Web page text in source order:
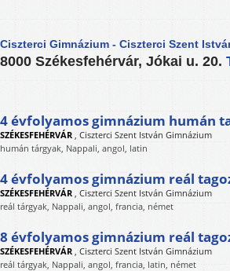
Ciszterci Gimnázium - Ciszterci Szent
8000 Székesfehérvár, Jókai u. 20.
4 évfolyamos gimnázium humán
SZÉKESFEHÉRVÁR Ciszterci Szent István Gimnázium
humán tárgyak, Nappali, angol, latin
4 évfolyamos gimnázium reál
SZÉKESFEHÉRVÁR Ciszterci Szent István Gimnázium
reál tárgyak, Nappali, angol, francia, német
8 évfolyamos gimnázium reál
SZÉKESFEHÉRVÁR Ciszterci Szent István Gimnázium
reál tárgyak, Nappali, angol, francia, latin, német